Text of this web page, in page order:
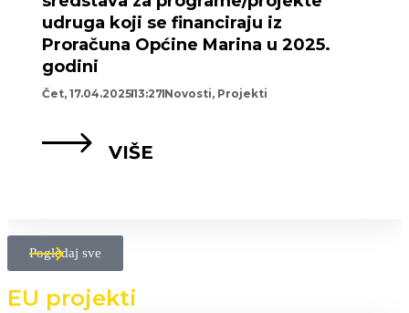
udruga koji se financiraju iz
Proračuna Općine Marina u 2025.
godini
Čet, 17.04.202513:27 Novosti, Projekti
VIŠE
Pogledaj sve
EU projekti